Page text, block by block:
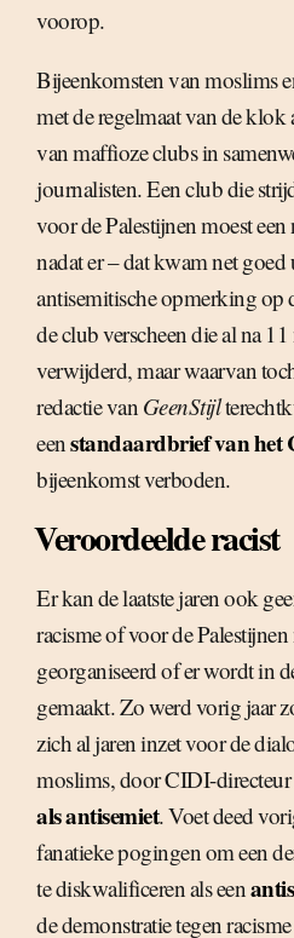
voorop.
Bijeenkomsten van moslims
met de regelmaat van de
van maffioze clubs in
journalisten. Een club die
voor de Palestijnen moest
nadat er – dat kwam net goed
antisemitische opmerking op
de club verscheen die al na
verwijderd, maar waarvan
redactie van GeenStijl
een standaardbrief van het
bijeenkomst verboden.
Veroordeelde racist
Er kan de laatste jaren ook
racisme of voor de
georganiseerd of er wordt in
gemaakt. Zo werd vorig jaar
zich al jaren inzet voor de
moslims, door CIDI-directeur
als antisemiet. Voet deed
fanatieke pogingen om een
te diskwalificeren als een
de demonstratie tegen